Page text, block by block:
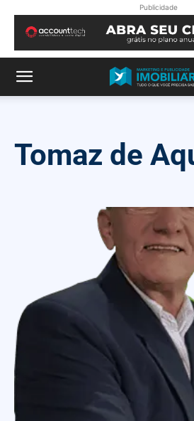
Publicidade
Tomaz de